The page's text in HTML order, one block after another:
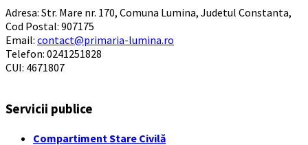
Adresa: Str. Mare nr. 170, Comuna Lumina, Judetul Constanta,
Cod Postal: 907175
Email: contact@primaria-lumina.ro
Telefon: 0241251828
CUI: 4671807
Servicii publice
Compartiment Stare Civilă